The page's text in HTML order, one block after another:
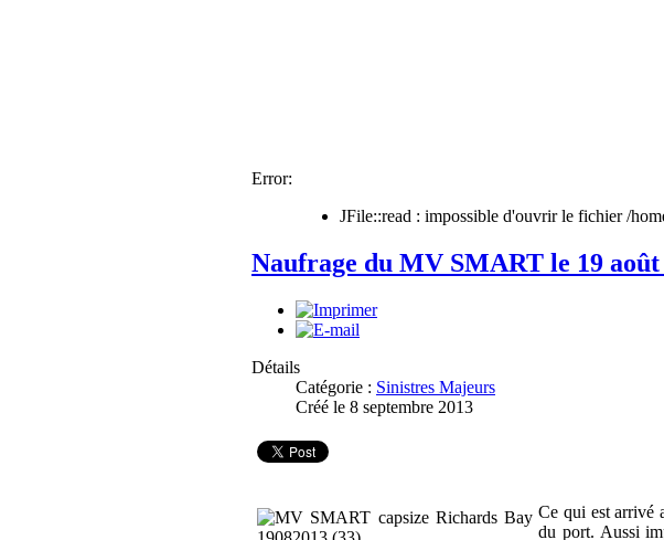
Error:
JFile::read : impossible d'ouvrir le fichier /
Naufrage du MV SMART le 19 août
Détails
Catégorie : Sinistres Majeurs
Créé le 8 septembre 2013
Ce qui est arrivé
du port. Aussi